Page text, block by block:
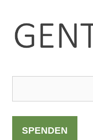
u
c
SPENDEN